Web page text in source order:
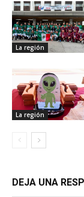
La región
La región
DEJA UNA